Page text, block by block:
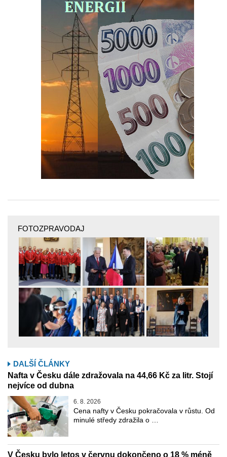
FOTOZPRAVODAJ
DALŠÍ ČLÁNKY
Nafta v Česku dále zdražovala na 44,66 Kč za litr. Stojí
nejvíce od dubna
6. 8. 2026
Cena nafty v Česku pokračovala v růstu. Od
minulé středy zdražila o …
V Česku bylo letos v červnu dokončeno o 18 % méně